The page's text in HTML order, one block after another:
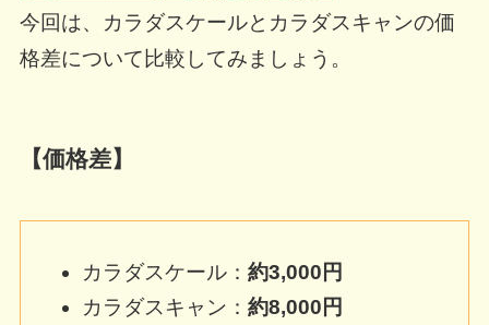
今回は、カラダスケールとカラダスキャンの価
格差について比較してみましょう。
【価格差】
カラダスケール：約3,000円
カラダスキャン：約8,000円